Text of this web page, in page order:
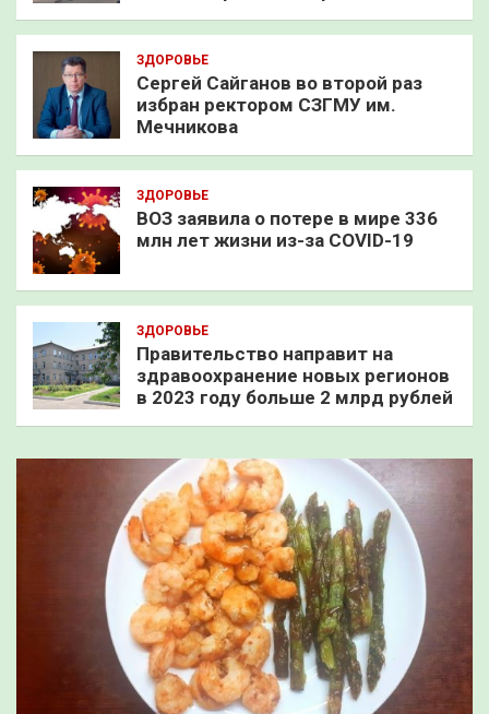
ЗДОРОВЬЕ
Сергей Сайганов во второй раз
избран ректором СЗГМУ им.
Мечникова
ЗДОРОВЬЕ
ВОЗ заявила о потере в мире 336
млн лет жизни из-за COVID-19
ЗДОРОВЬЕ
Правительство направит на
здравоохранение новых регионов
в 2023 году больше 2 млрд рублей